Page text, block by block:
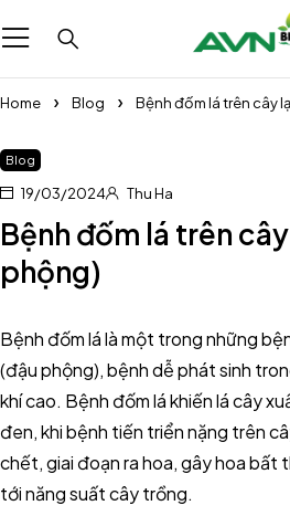
Home Blog Bệnh đốm lá trên cây
Blog
19/03/2024 Thu Ha
Bệnh đốm lá trên
phộng)
Bệnh đốm lá là một trong những
(đậu phộng), bệnh dễ phát sinh
khí cao. Bệnh đốm lá khiến lá cây
đen, khi bệnh tiến triển nặng trên
chết, giai đoạn ra hoa, gây hoa bất
tới năng suất cây trồng.